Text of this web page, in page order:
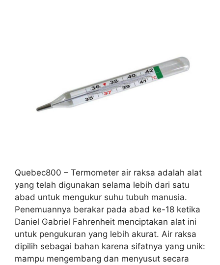
Quebec800 – Termometer air raksa adalah alat
yang telah digunakan selama lebih dari satu
abad untuk mengukur suhu tubuh manusia.
Penemuannya berakar pada abad ke-18 ketika
Daniel Gabriel Fahrenheit menciptakan alat ini
untuk pengukuran yang lebih akurat. Air raksa
dipilih sebagai bahan karena sifatnya yang unik:
mampu mengembang dan menyusut secara